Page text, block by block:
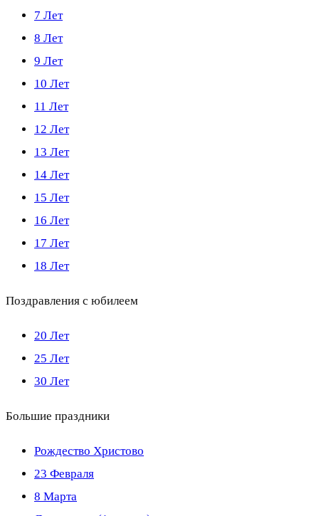
7 Лет
8 Лет
9 Лет
10 Лет
11 Лет
12 Лет
13 Лет
14 Лет
15 Лет
16 Лет
17 Лет
18 Лет
Поздравления с юбилеем
20 Лет
25 Лет
30 Лет
Большие праздники
Рождество Христово
23 Февраля
8 Марта